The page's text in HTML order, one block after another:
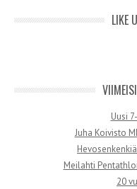
LIKE
Uusi
Juha Koivisto
Meilahti
20